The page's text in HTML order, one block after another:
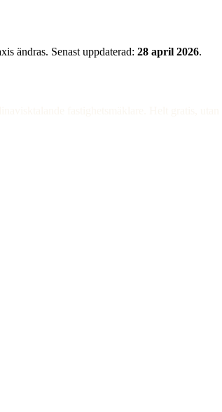
ändras. Senast uppdaterad: 28 april 2026.